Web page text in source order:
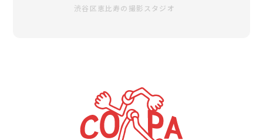
渋谷区恵比寿の 撮影スタジオ